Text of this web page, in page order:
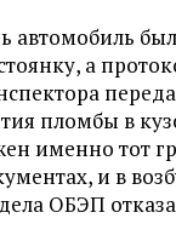
автомобиль
а
пломбы в
именно тот
и в
ОБЭП